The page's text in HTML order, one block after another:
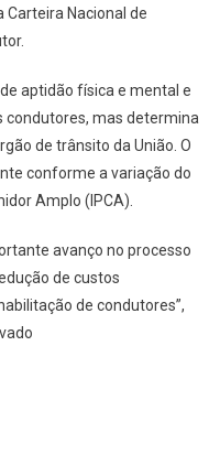
Nacional de
aptidão física e mental e
condutores, mas determina
de trânsito da União. O
conforme a variação do
Amplo (IPCA).
avanço no processo
de custos
de condutores”,